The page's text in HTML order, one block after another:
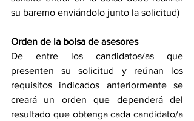
su baremo enviándolo junto la solicitud)
Orden de la bolsa de asesores
De entre los candidatos/as que
presenten su solicitud y reúnan los
requisitos indicados anteriormente se
creará un orden que dependerá del
resultado que obtenga cada candidato/a